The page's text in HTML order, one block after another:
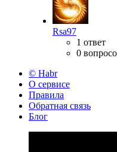
Rsa97
1 ответ
0
© Habr
О сервисе
Правила
Обратная связь
Блог